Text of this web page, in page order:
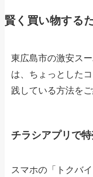
賢く買い物する
東広島市の激安ス
は、ちょっとした
践している方法を
チラシアプリで
スマホの「トクバ